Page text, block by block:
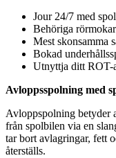
Jour 24/7 med
Behöriga
Mest skonsamma
Bokad
Utnyttja ditt ROT-
Avloppsspolning med
Avloppspolning betyder
från spolbilen via en
tar bort avlagringar, fett
återställs.